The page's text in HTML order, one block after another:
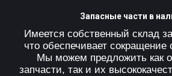
Запасные части в
Имеется собственный склад
что обеспечивает сокращение
Мы можем предложить как
запчасти, так и их